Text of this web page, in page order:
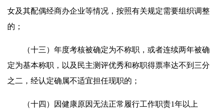
女及其配偶经商办企业等情况，按照有关规定需要组织调整
的；
（十三）年度考核被确定为不称职，或者连续两年被确
定为基本称职，以及民主测评优秀和称职得票率达不到三分
之二，经认定确属不适宜担任现职的；
（十四）因健康原因无法正常履行工作职责1年以上